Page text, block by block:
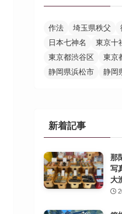
作法 埼玉県秩父
日本七神名
東京十
東京都渋谷区
東京
静岡県浜松市
静岡
新着記事
那
写
大